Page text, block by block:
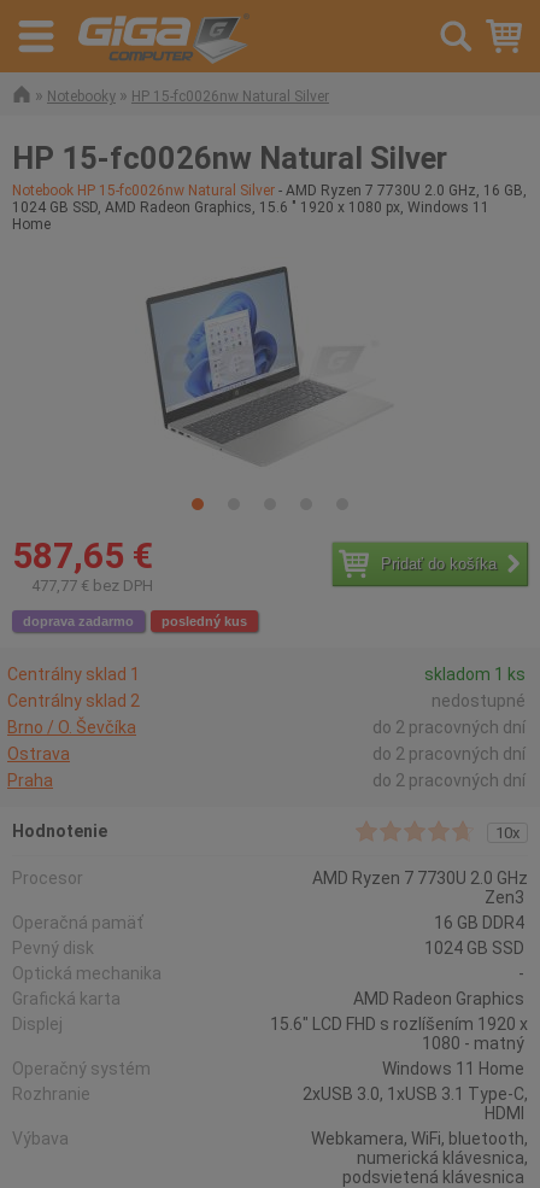
» Notebooky » HP 15-fc0026nw Natural Silver
HP 15-fc0026nw Natural Silver
Notebook HP 15-fc0026nw Natural Silver - AMD Ryzen 7 7730U 2.0 GHz, 16 GB,
1024 GB SSD, AMD Radeon Graphics, 15.6 " 1920 x 1080 px, Windows 11
Home
587,65 €
477,77 € bez DPH
Pridať do košíka
doprava zadarmo posledný kus
Centrálny sklad 1
skladom 1 ks
Centrálny sklad 2
nedostupné
Brno / O. Ševčíka
do 2 pracovných dní
Ostrava
do 2 pracovných dní
Praha
do 2 pracovných dní
Hodnotenie 10x
Procesor
AMD Ryzen 7 7730U 2.0 GHz
Zen3
Operačná pamäť
16 GB DDR4
Pevný disk
1024 GB SSD
Optická mechanika
-
Grafická karta
AMD Radeon Graphics
Displej
15.6" LCD FHD s rozlíšením 1920 x
1080 - matný
Operačný systém
Windows 11 Home
Rozhranie
2xUSB 3.0, 1xUSB 3.1 Type-C,
HDMI
Výbava
Webkamera, WiFi, bluetooth,
numerická klávesnica,
podsvietená klávesnica